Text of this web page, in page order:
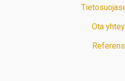
Ota